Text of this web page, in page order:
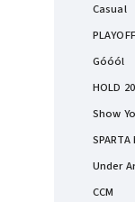
Casual
Góóól
HOLD
Show
SPARTA
Under
CCM